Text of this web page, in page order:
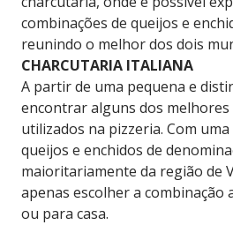
combinações de queijos e
reunindo o melhor dos dois
CHARCUTARIA ITALIANA
A partir de uma pequena e
encontrar alguns dos
utilizados na pizzeria. Com uma
queijos e enchidos de
maioritariamente da região de
apenas escolher a combinação
ou para casa.